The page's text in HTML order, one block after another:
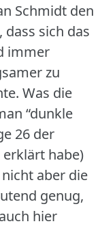
Schmidt den
dass sich das
immer
zu
Was die
“dunkle
26 der
habe)
aber die
genug,
hier